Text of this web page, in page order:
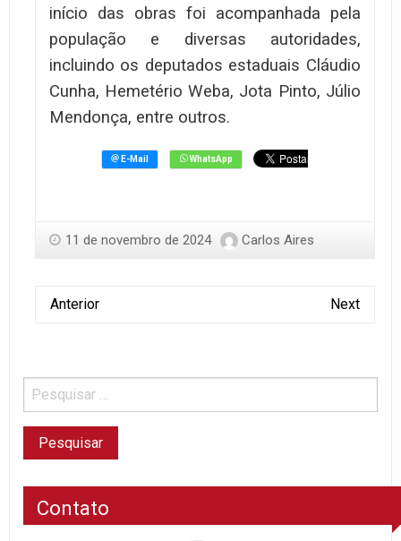
início das obras foi acompanhada pela
população e diversas autoridades,
incluindo os deputados estaduais Cláudio
Cunha, Hemetério Weba, Jota Pinto, Júlio
Mendonça, entre outros.
11 de novembro de 2024 Carlos Aires
Anterior Next
Contato